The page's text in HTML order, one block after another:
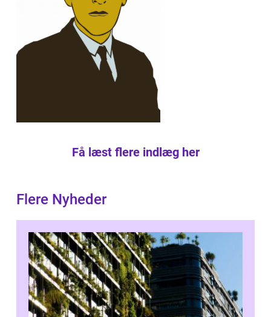
Få læst flere indlæg her
Flere Nyheder